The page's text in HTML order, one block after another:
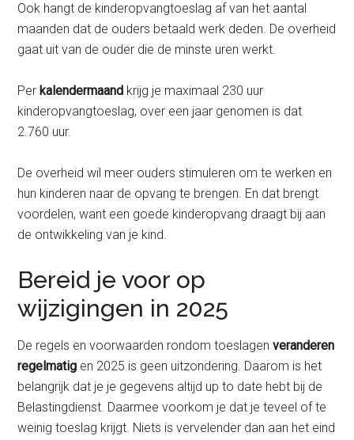
Ook hangt de kinderopvangtoeslag af van het aantal
maanden dat de ouders betaald werk deden. De overheid
gaat uit van de ouder die de minste uren werkt.
Per kalendermaand krijg je maximaal 230 uur
kinderopvangtoeslag, over een jaar genomen is dat
2.760 uur.
De overheid wil meer ouders stimuleren om te werken en
hun kinderen naar de opvang te brengen. En dat brengt
voordelen, want een goede kinderopvang draagt bij aan
de ontwikkeling van je kind.
Bereid je voor op
wijzigingen in 2025
De regels en voorwaarden rondom toeslagenveranderen
regelmatig en 2025 is geen uitzondering. Daarom is het
belangrijk dat je je gegevens altijd up to date hebt bij de
Belastingdienst. Daarmee voorkom je dat je teveel of te
weinig toeslag krijgt. Niets is vervelender dan aan het eind